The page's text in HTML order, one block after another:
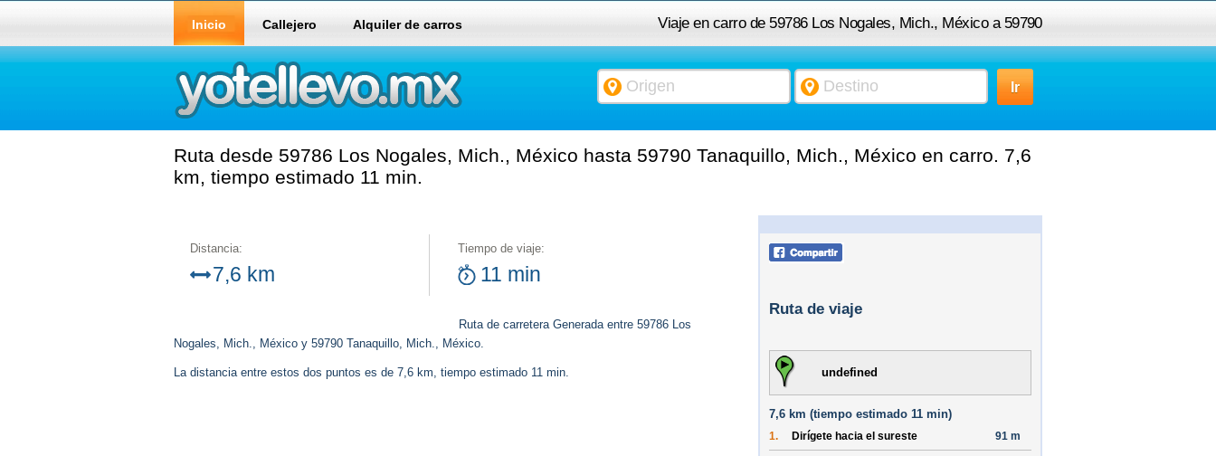
Viaje en carro de 59786 Los Nogales, Mich., México a 59790
Tanaquillo, Mich., México
Inicio Callejero Alquiler de carros
Ruta desde 59786 Los Nogales, Mich., México hasta 59790 Tanaquillo, Mich., México en carro. 7,6
km, tiempo estimado 11 min.
Distancia:
7,6 km
Tiempo de viaje:
11 min
Ruta de carretera Generada entre 59786 Los
Nogales, Mich., México y 59790 Tanaquillo, Mich., México.
La distancia entre estos dos puntos es de 7,6 km, tiempo estimado 11 min.
Ruta de viaje
undefined
7,6 km (tiempo estimado 11 min)
1. Dirígete hacia el sureste 91 m